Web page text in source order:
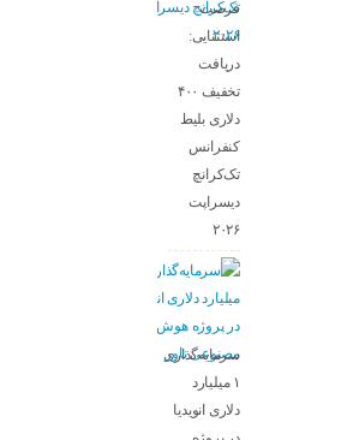
فرصت
استثنایی:
دریافت
تخفیف ۴۰۰
دلاری بلیط
کنفرانس
تک‌کرانچ
دیسراپت
۲۰۲۶
سرمایه‌گذاری
۱ میلیارد
دلاری انویدیا